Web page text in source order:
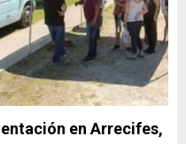
en Arrecifes,